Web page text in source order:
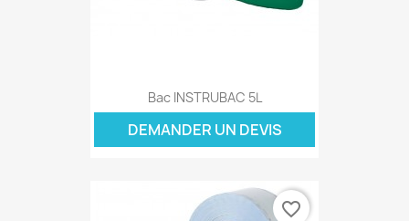
Bac INSTRUBAC 5L
DEMANDER UN DEVIS
favorite_border